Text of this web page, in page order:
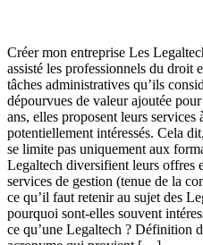
Créer mon entreprise Les
assisté les professionnels du droit
tâches administratives qu’ils
dépourvues de valeur ajoutée
ans, elles proposent leurs services
potentiellement intéressés. Cela
se limite pas uniquement aux
Legaltech diversifient leurs offres
services de gestion (tenue de la
ce qu’il faut retenir au sujet des
pourquoi sont-elles souvent
ce qu’une Legaltech ? Définition